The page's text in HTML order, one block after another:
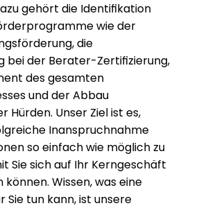
gehört die Identifikation
wie der
die
bei der Berater-Zertifizierung,
des gesamten
und der Abbau
Hürden. Unser Ziel ist es,
Inanspruchnahme
so einfach wie möglich zu
Sie sich auf Ihr Kerngeschäft
Wissen, was eine
Sie tun kann, ist unsere